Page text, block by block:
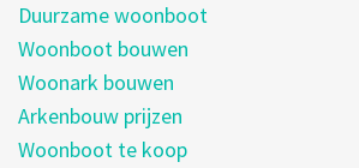
Duurzame woonboot
Woonboot bouwen
Woonark bouwen
Arkenbouw prijzen
Woonboot te koop